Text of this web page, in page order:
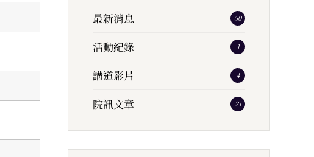
最新消息 50
活動紀錄 1
講道影片 4
院訊文章 21